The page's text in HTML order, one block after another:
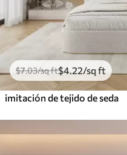
$7.03/sq ft$4.22/sq ft
imitación de tejido de seda